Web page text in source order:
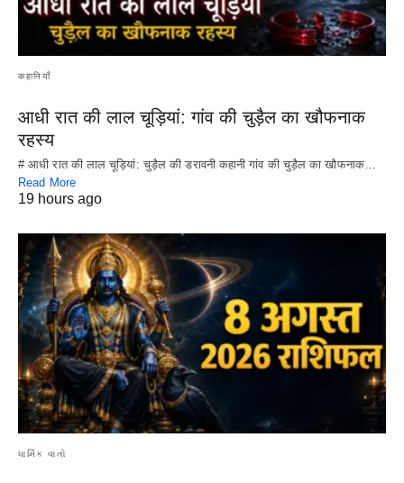
कहानियाँ
आधी रात की लाल चूड़ियां: गांव की चुड़ैल का खौफनाक
रहस्य
# आधी रात की लाल चूड़ियां: चुड़ैल की डरावनी कहानी गांव की चुड़ैल का खौफनाक…
Read More
19 hours ago
ધાર્મિક વાતો